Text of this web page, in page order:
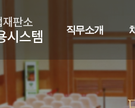
직무소개